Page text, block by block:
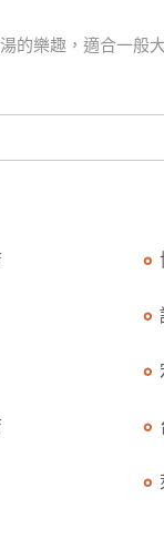
的樂趣，適合一般